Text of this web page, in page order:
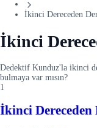
İkinci Dereceden
İkinci
Dedektif Kunduz'la ikinci
bulmaya var mısın?
1
İkinci